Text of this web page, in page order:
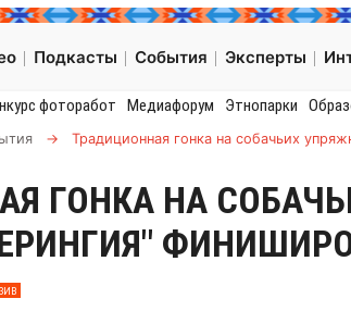
Подкасты События Эксперты
фоторабот Медиафорум Этнопарки
→
Традиционная гонка на собачьих
ГОНКА НА